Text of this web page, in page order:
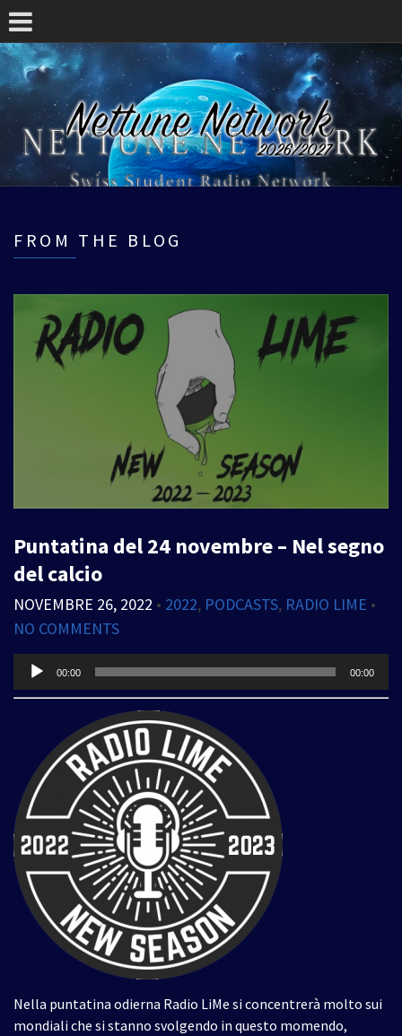
FROM THE BLOG
Puntatina del 24 novembre – Nel segno
del calcio
NOVEMBRE 26, 2022 • 2022, PODCASTS, RADIO LIME •
NO COMMENTS
Audio
Player
00:00 00:00
Nella puntatina odierna Radio LiMe si concentrerà molto sui
mondiali che si stanno svolgendo in questo momendo,